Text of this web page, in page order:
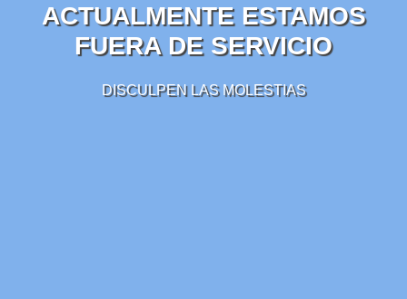
ACTUALMENTE ESTAMOS
FUERA DE SERVICIO
DISCULPEN LAS MOLESTIAS